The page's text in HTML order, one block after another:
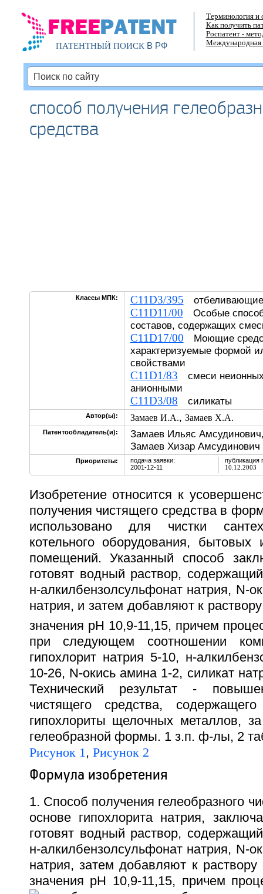
ПАТЕНТНЫЙ ПОИСКВ РФ
Терминология и
Как получить
Роспатент -
Международная
способ получения
средства
Классы МПК: C11D3/395 отбеливающие
C11D11/00 Особые
составов, содержащих
C11D17/00 Моющие
характеризуемые формой
свойствами
C11D1/83 смеси
анионными
C11D3/08 силикаты
Автор(ы): Замаев И.А., Замаев Х.А.
Патентообладатель(и):
Замаев Ильяс
Замаев Хизар Амсудинович
Приоритеты:
подача заявки:
2001-12-11
публикация
10.12.2003
Изобретение относится к
получения чистящего средства в
использовано для чистки
котельного оборудования, бытовых
помещений. Указанный способ
готовят водный раствор,
н-алкилбензолсульфонат натрия, N-
натрия, и затем добавляют к
значения рН 10,9-11,15, причем
при следующем соотношении
гипохлорит натрия 5-10, н-
10-26, N-окись амина 1-2, силикат
Технический результат -
чистящего средства,
гипохлориты щелочных металлов,
гелеобразной формы. 1 з.п. ф-лы, 2
Рисунок 1, Рисунок 2
Формула изобретения
1. Способ получения гелеобразного
основе гипохлорита натрия,
готовят водный раствор,
н-алкилбензолсульфонат натрия, N-
натрия, затем добавляют к
значения рН 10,9-11,15, причем